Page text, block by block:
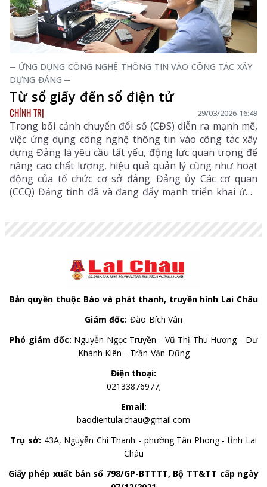
─ ỨNG DỤNG CÔNG NGHỆ THÔNG TIN VÀO CÔNG TÁC XÂY
DỰNG ĐẢNG ─
Từ sổ giấy đến sổ điện tử
CHÍNH TRỊ 29/03/2026 16:49
Trong bối cảnh chuyển đổi số (CĐS) diễn ra mạnh mẽ,
việc ứng dụng công nghệ thông tin vào công tác xây
dựng Đảng là yêu cầu tất yếu, động lực quan trọng để
nâng cao chất lượng, hiệu quả quản lý cũng như hoạt
động của tổ chức cơ sở đảng. Đảng ủy Các cơ quan
(CCQ) Đảng tỉnh đã và đang đẩy mạnh triển khai ứng
Bản quyền thuộc Báo và phát thanh, truyền hình Lai Châu
Giám đốc: Đào Bích Vân
Phó giám đốc: Nguyễn Ngọc Truyền - Vũ Thị Thu Hương - Dư
Khánh Kiên - Trần Văn Dũng
Điện thoại:
02133876977;
Email:
baodientulaichau@gmail.com
Trụ sở: 43A, Nguyễn Chí Thanh - phường Tân Phong - tỉnh Lai
Châu
Giấy phép xuất bản số 798/GP-BTTTT, Bộ TT&TT cấp ngày